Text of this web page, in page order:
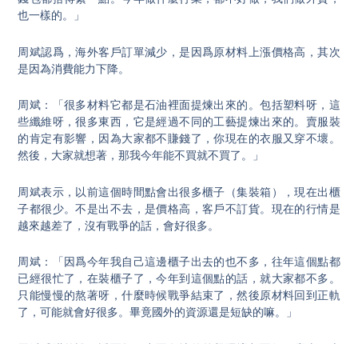
也一樣的。」
周斌認爲，海外客戶訂單減少，是因爲原材料上漲價格高，其次
是因為消費能力下降。
周斌：「很多材料它都是石油裡面提煉出來的。包括塑料呀，這
些纖維呀，很多東西，它是經過不同的工藝提煉出來的。賣服裝
的肯定有影響，因為大家都不賺錢了，你現在的衣服又穿不壞。
然後，大家就想著，那我今年能不買就不買了。」
周斌表示，以前這個時間點會出很多櫃子（集裝箱），現在出櫃
子都很少。不是出不去，是價格高，客戶不訂貨。現在的行情是
越來越差了，沒有戰爭的話，會好很多。
周斌：「因爲今年我自己這邊櫃子出去的也不多，往年這個點都
已經很忙了，在裝櫃子了，今年到這個點的話，就大家都不多。
只能慢慢的熬著呀，什麼時候戰爭結束了，然後原材料回到正軌
了，可能就會好很多。畢竟國外的資源還是短缺的嘛。」